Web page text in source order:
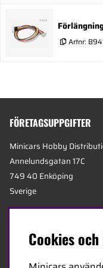
Artnr:
FÖRETAGSUPPGIFTER
Minicars Hobby
Annelundsgatan 17C
749 40 Enköping
Sverige
E-mail:info@minicars.se
Cookies